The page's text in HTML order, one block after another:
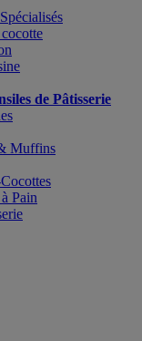
de Pâtisserie
Muffins
Pain